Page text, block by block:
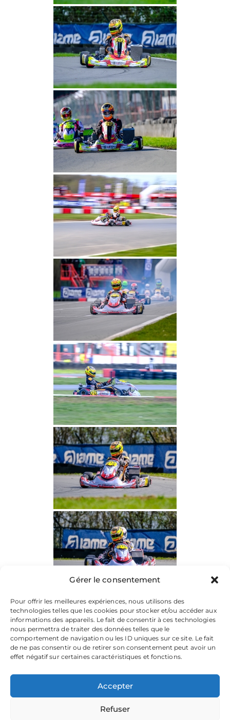
Gérer le consentement
Pour offrir les meilleures expériences, nous utilisons des
technologies telles que les cookies pour stocker et/ou accéder aux
informations des appareils. Le fait de consentir à ces technologies
nous permettra de traiter des données telles que le
comportement de navigation ou les ID uniques sur ce site. Le fait
de ne pas consentir ou de retirer son consentement peut avoir un
effet négatif sur certaines caractéristiques et fonctions.
Accepter
Refuser